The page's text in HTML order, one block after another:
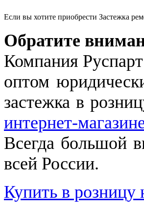
Если вы хотите приобрести Застежка
Обратите
Компания
оптом
застежка в
интернет-
Всегда большой
всей России.
Купить в розницу